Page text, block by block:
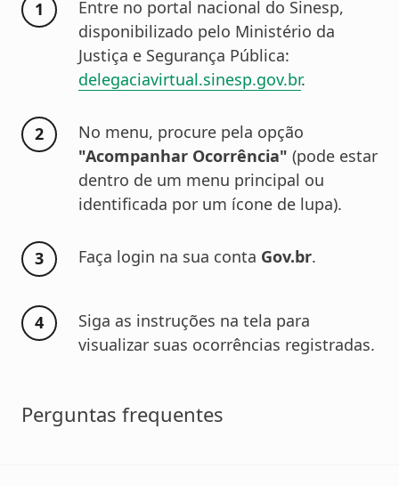
Entre no portal nacional do Sinesp,
disponibilizado pelo Ministério da
Justiça e Segurança Pública:
delegaciavirtual.sinesp.gov.br.
No menu, procure pela opção
"Acompanhar Ocorrência" (pode estar
dentro de um menu principal ou
identificada por um ícone de lupa).
Faça login na sua conta Gov.br.
Siga as instruções na tela para
visualizar suas ocorrências registradas.
Perguntas frequentes